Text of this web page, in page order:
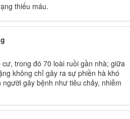
thiếu máu.
trong đó 70 loài ruồi gần nhà; giữa
không chỉ gây ra sự phiền hà khó
gây bệnh như tiêu chảy, nhiễm